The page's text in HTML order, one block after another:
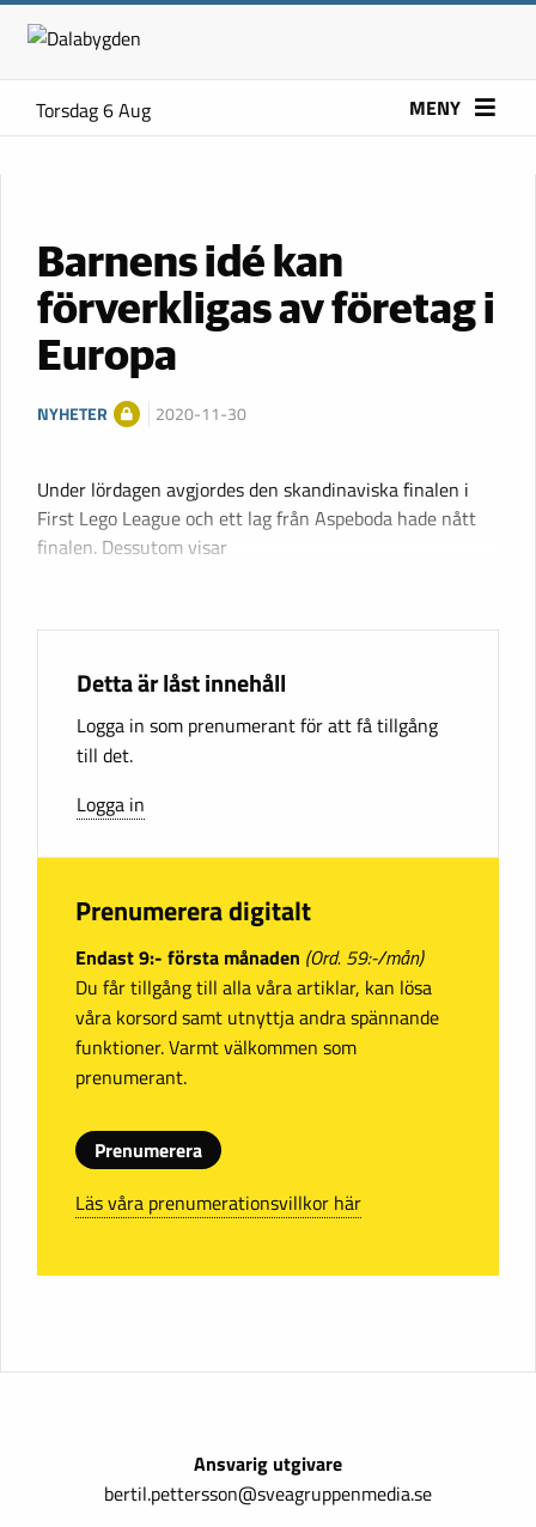
Torsdag 6 Aug MENY
Barnens idé kan
förverkligas av företag i
Europa
NYHETER 2020-11-30
Under lördagen avgjordes den skandinaviska finalen i
First Lego League och ett lag från Aspeboda hade nått
finalen. Dessutom visar
Detta är låst innehåll
Logga in som prenumerant för att få tillgång
till det.
Logga in
Prenumerera digitalt
Endast 9:- första månaden (Ord. 59:-/mån)
Du får tillgång till alla våra artiklar, kan lösa
våra korsord samt utnyttja andra spännande
funktioner. Varmt välkommen som
prenumerant.
Prenumerera
Läs våra prenumerationsvillkor här
Ansvarig utgivare
bertil.pettersson@sveagruppenmedia.se